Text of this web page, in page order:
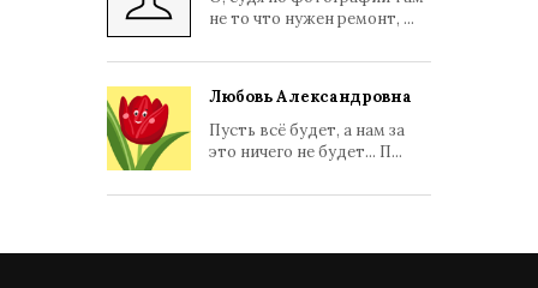
не то что нужен ремонт, ...
Любовь Александровна
Пусть всё будет, а нам за
это ничего не будет... П...